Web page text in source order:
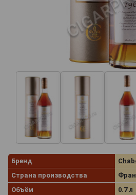
Бренд
Страна производства
Объём
0.7 л